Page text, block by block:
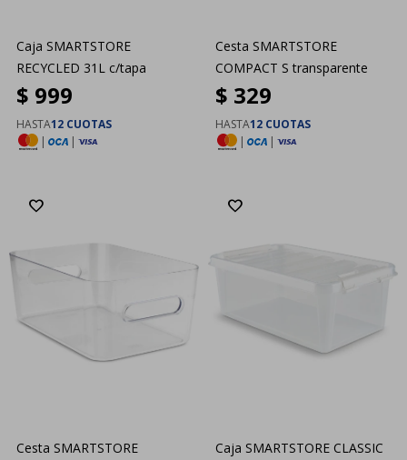
Caja SMARTSTORE
RECYCLED 31L c/tapa
$ 999
HASTA12 CUOTAS
|
|
Cesta SMARTSTORE
COMPACT S transparente
$ 329
HASTA12 CUOTAS
|
|
Cesta SMARTSTORE
Caja SMARTSTORE CLASSIC